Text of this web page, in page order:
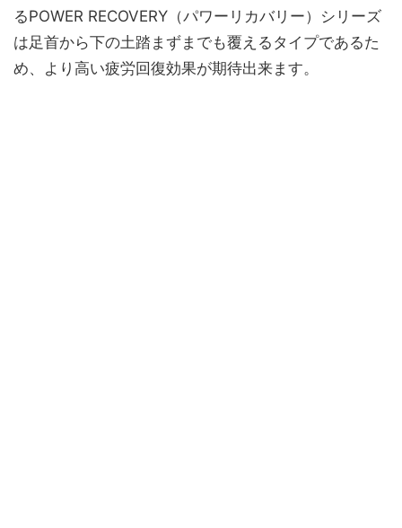
るPOWER RECOVERY（パワーリカバリー）シリーズ
は足首から下の土踏まずまでも覆えるタイプであるた
め、より高い疲労回復効果が期待出来ます。